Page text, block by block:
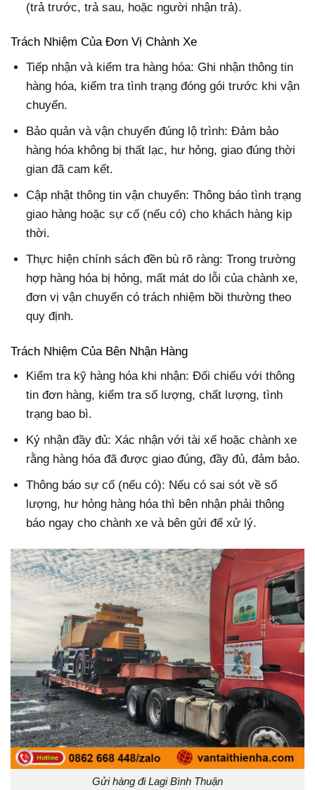
(trả trước, trả sau, hoặc người nhận trả).
Trách Nhiệm Của Đơn Vị Chành Xe
Tiếp nhận và kiểm tra hàng hóa: Ghi nhận thông tin
hàng hóa, kiểm tra tình trạng đóng gói trước khi vận
chuyển.
Bảo quản và vận chuyển đúng lộ trình: Đảm bảo
hàng hóa không bị thất lạc, hư hỏng, giao đúng thời
gian đã cam kết.
Cập nhật thông tin vận chuyển: Thông báo tình trạng
giao hàng hoặc sự cố (nếu có) cho khách hàng kịp
thời.
Thực hiện chính sách đền bù rõ ràng: Trong trường
hợp hàng hóa bị hỏng, mất mát do lỗi của chành xe,
đơn vị vận chuyển có trách nhiệm bồi thường theo
quy định.
Trách Nhiệm Của Bên Nhận Hàng
Kiểm tra kỹ hàng hóa khi nhận: Đối chiếu với thông
tin đơn hàng, kiểm tra số lượng, chất lượng, tình
trạng bao bì.
Ký nhận đầy đủ: Xác nhận với tài xế hoặc chành xe
rằng hàng hóa đã được giao đúng, đầy đủ, đảm bảo.
Thông báo sự cố (nếu có): Nếu có sai sót về số
lượng, hư hỏng hàng hóa thì bên nhận phải thông
báo ngay cho chành xe và bên gửi để xử lý.
Gửi hàng đi Lagi Bình Thuận